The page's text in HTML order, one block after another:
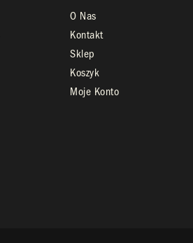
O Nas
Kontakt
Sklep
Koszyk
Moje Konto